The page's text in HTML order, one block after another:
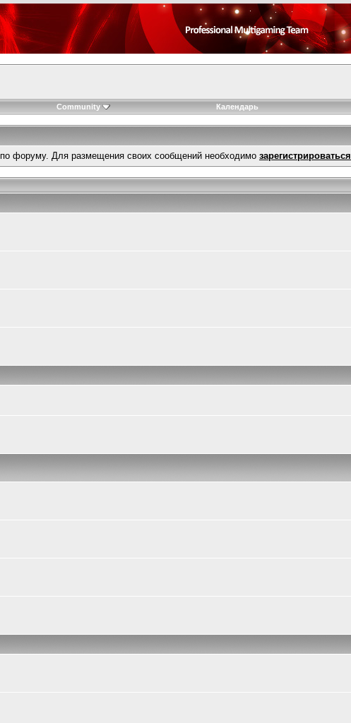
Community Календарь
по форуму. Для размещения своих сообщений необходимо зарегистрироваться